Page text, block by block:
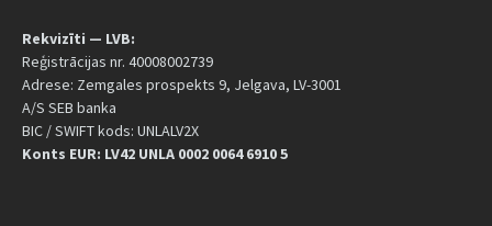
Rekvizīti — LVB:
Reģistrācijas nr. 40008002739
Adrese: Zemgales prospekts 9, Jelgava, LV-3001
A/S SEB banka
BIC / SWIFT kods: UNLALV2X
Konts EUR: LV42 UNLA 0002 0064 6910 5